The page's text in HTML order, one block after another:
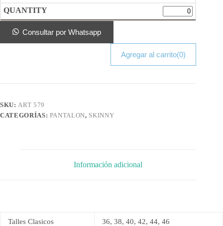
Consultar por Whatsapp
Agregar al carrito(0)
SKU: ART 579
CATEGORÍAS: PANTALON, SKINNY
Información adicional
Talles Clasicos 36, 38, 40, 42, 44, 46